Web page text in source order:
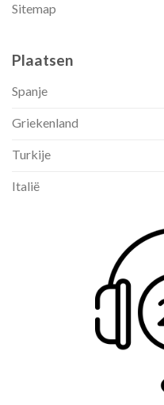
Sitemap
Plaatsen
Spanje
Griekenland
Turkije
Italië